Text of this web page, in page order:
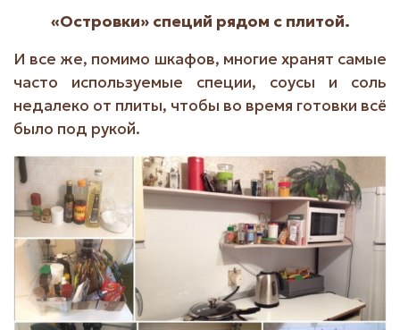
«Островки» специй рядом с плитой.
И все же, помимо шкафов, многие хранят самые
часто используемые специи, соусы и соль
недалеко от плиты, чтобы во время готовки всё
было под рукой.